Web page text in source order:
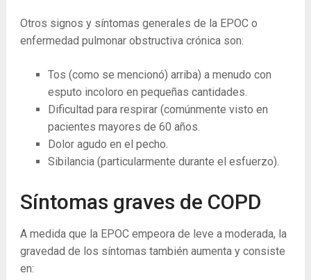
Otros signos y síntomas generales de la EPOC o
enfermedad pulmonar obstructiva crónica son:
Tos (como se mencionó) arriba) a menudo con
esputo incoloro en pequeñas cantidades.
Dificultad para respirar (comúnmente visto en
pacientes mayores de 60 años.
Dolor agudo en el pecho.
Sibilancia (particularmente durante el esfuerzo).
Síntomas graves de COPD
A medida que la EPOC empeora de leve a moderada, la
gravedad de los síntomas también aumenta y consiste
en: